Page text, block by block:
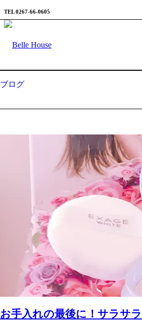
TEL 0267-66-0605
ブログ
お手入れの最後に！サラサ